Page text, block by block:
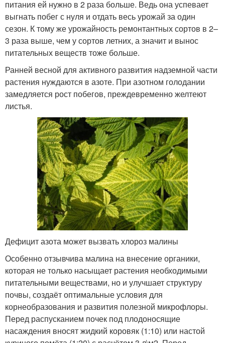
питания ей нужно в 2 раза больше. Ведь она успевает
выгнать побег с нуля и отдать весь урожай за один
сезон. К тому же урожайность ремонтантных сортов в 2–
3 раза выше, чем у сортов летних, а значит и вынос
питательных веществ тоже больше.
Ранней весной для активного развития надземной части
растения нуждаются в азоте. При азотном голодании
замедляется рост побегов, преждевременно желтеют
листья.
Дефицит азота может вызвать хлороз малины
Особенно отзывчива малина на внесение органики,
которая не только насыщает растения необходимыми
питательными веществами, но и улучшает структуру
почвы, создаёт оптимальные условия для
корнеобразования и развития полезной микрофлоры.
Перед распусканием почек под плодоносящие
насаждения вносят жидкий коровяк (1:10) или настой